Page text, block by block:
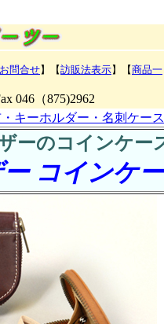
お問合せ】【訪販法表示】【商品一
046（875)2962
キーホルダー・名刺ケース
ーのコインケー
コインケ